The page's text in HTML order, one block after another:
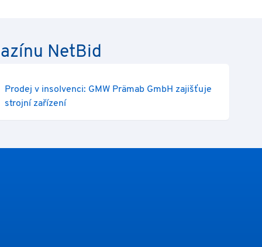
NetBid
Prodej v insolvenci: GMW Prämab GmbH zajišťuje
strojní zařízení